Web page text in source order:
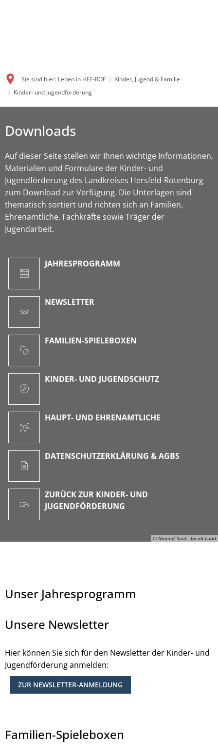
Sie sind hier: Leben in HEF-ROF
Kinder, Jugend & Familie
Kinder- und Jugendförderung
© Nomad_Soul - Jacob Lund
Jacob Ammentorp Lund, © Nomad_Soul - Jacob Lund
Downloads
Auf dieser Seite stellen wir Ihnen wichtige Informationen,
Materialien und Formulare der Kinder- und
Jugendförderung des Landkreises Hersfeld-Rotenburg
zum Download zur Verfügung. Die Unterlagen sind
thematisch sortiert und richten sich an Familien,
Ehrenamtliche, Fachkräfte sowie Träger der
Jugendarbeit.
JAHRESPROGRAMM
NEWSLETTER
FAMILIEN-SPIELEBOXEN
KINDER- UND JUGENDSCHUTZ
HAUPT- UND EHRENAMTLICHE
DATENSCHUTZERKLÄRUNG & AGBS
ZURÜCK ZUR KINDER- UND
JUGENDFÖRDERUNG
Unser Jahresprogramm
Unsere Newsletter
Hier können Sie sich für den Newsletter der Kinder- und
Jugendförderung anmelden:
ZUR NEWSLETTER-ANMELDUNG
Familien-Spieleboxen